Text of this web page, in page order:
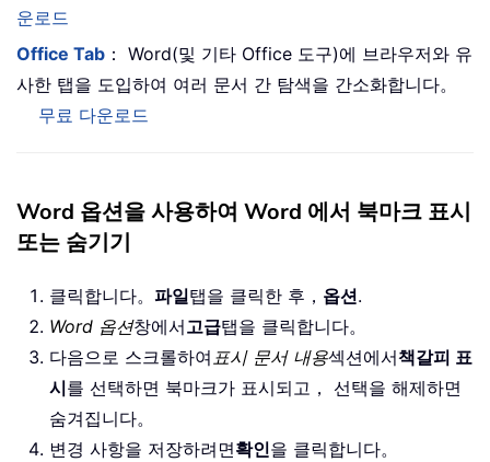
운로드
Office Tab ： Word(및 기타 Office 도구)에 브라우저와 유
사한 탭을 도입하여 여러 문서 간 탐색을 간소화합니다。
무료 다운로드
Word 옵션을 사용하여 Word 에서 북마크 표시
또는 숨기기
클릭합니다。 파일탭을 클릭한 후， 옵션.
Word 옵션창에서고급탭을 클릭합니다。
다음으로 스크롤하여표시 문서 내용섹션에서책갈피 표
시를 선택하면 북마크가 표시되고， 선택을 해제하면
숨겨집니다。
변경 사항을 저장하려면확인을 클릭합니다。